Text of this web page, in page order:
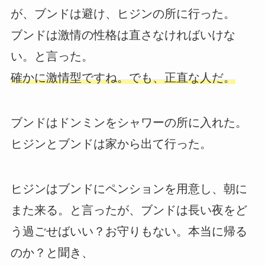
が、ブンドは避け、ヒジンの所に行った。
ブンドは激情の性格は直さなければいけな
い。と言った。
確かに激情型ですね。でも、正直な人だ。
ブンドはドンミンをシャワーの所に入れた。
ヒジンとブンドは家から出て行った。
ヒジンはブンドにペンションを用意し、朝に
また来る。と言ったが、ブンドは長い夜をど
う過ごせばいい？お守りもない。本当に帰る
のか？と聞き、